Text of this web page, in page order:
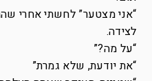
“אני מצטער” לחשתי אחרי
לצידה.
“על מה?”
“את יודעת, שלא גמרת”